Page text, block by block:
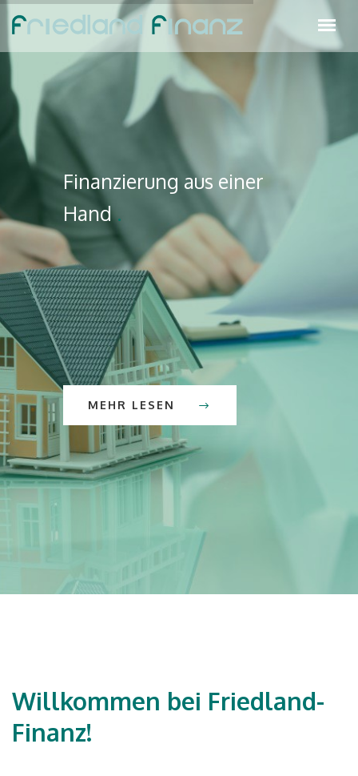
Finanzierung aus einer
Hand.
MEHR LESEN
FINANZIERUNG MIT MAXIMALER
Willkommen bei Friedland-
Finanz!